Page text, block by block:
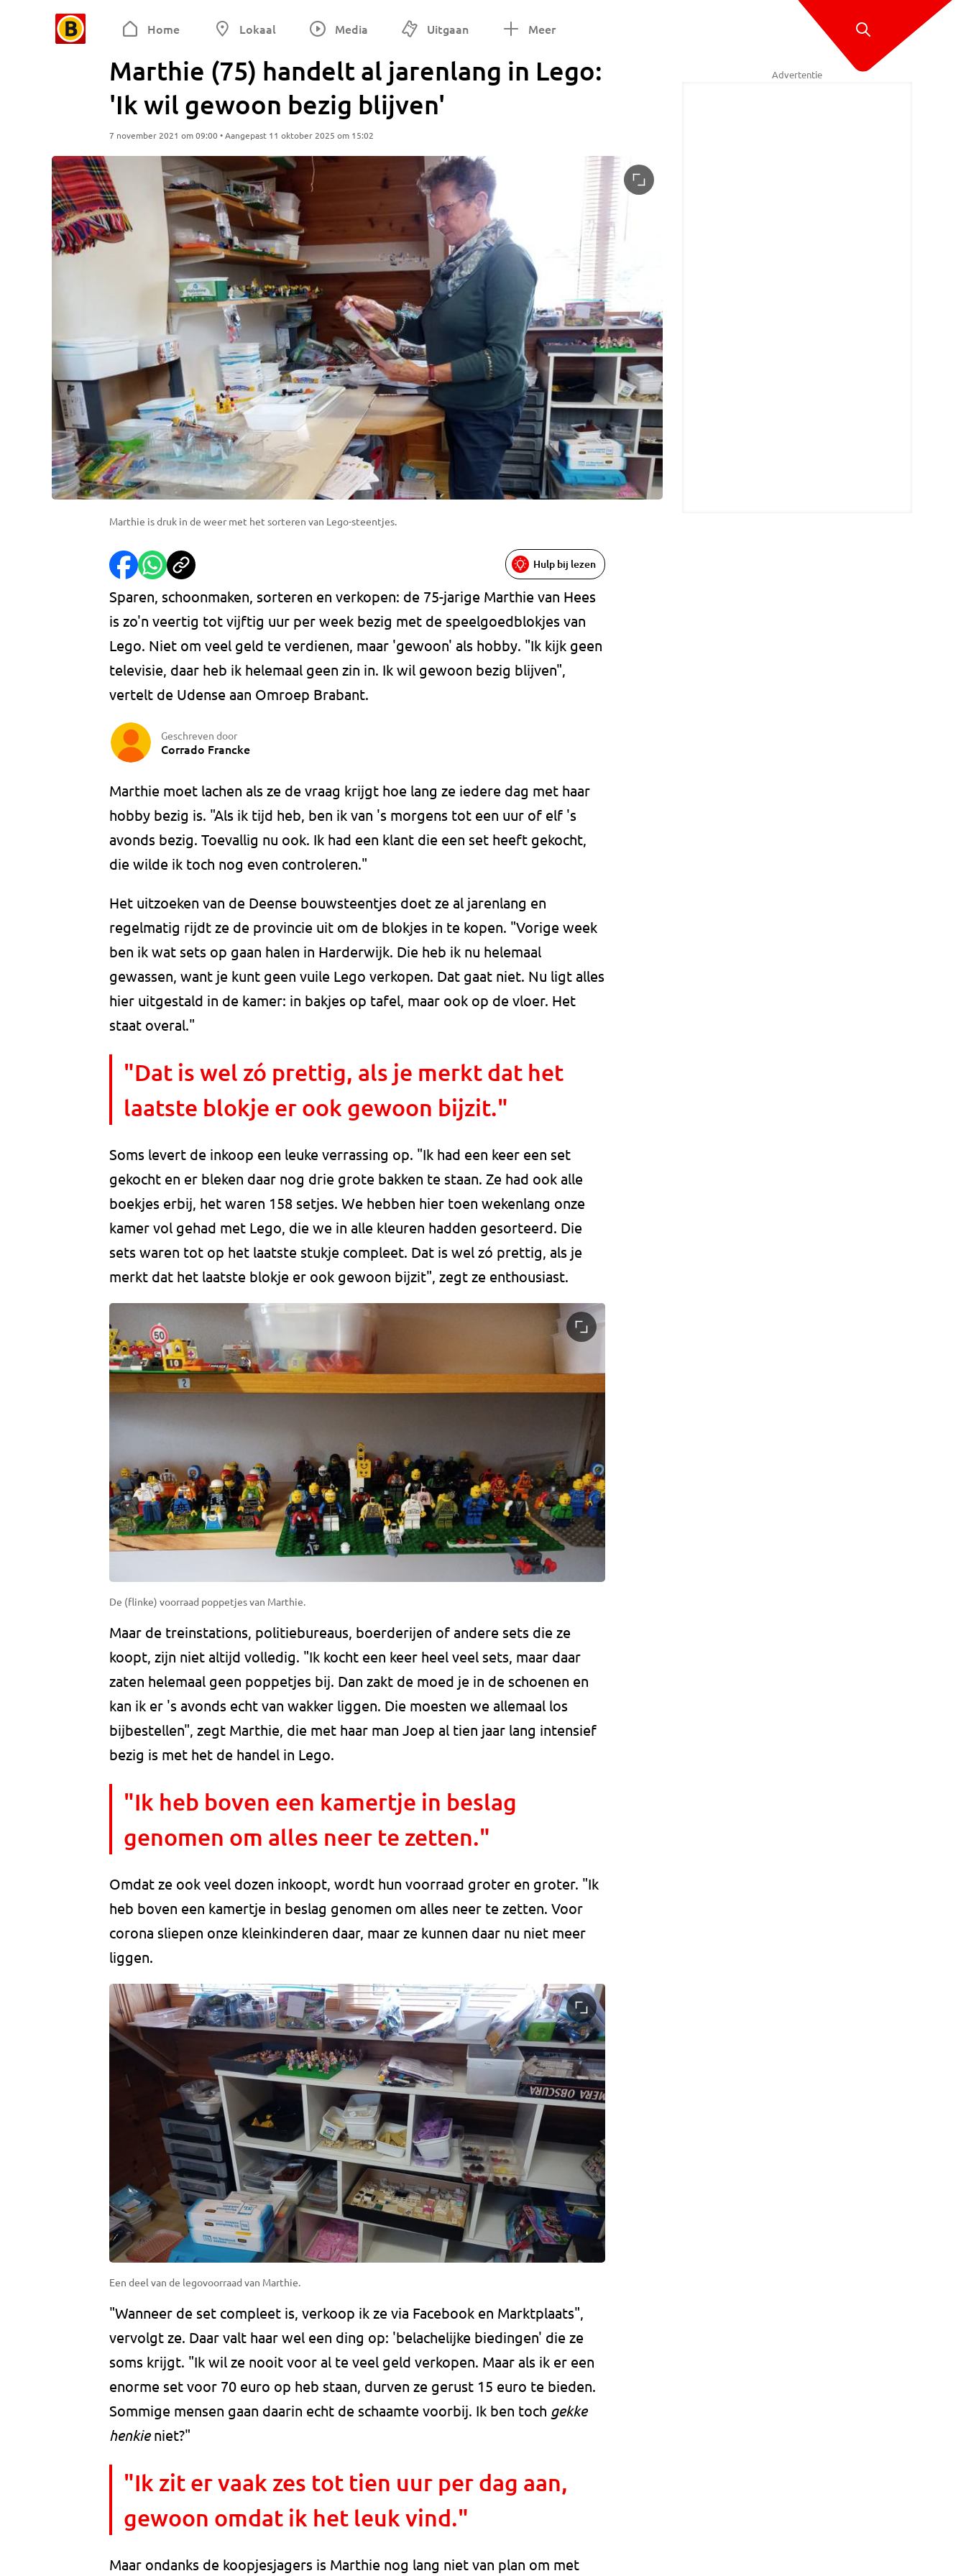
Home Lokaal Media Uitgaan Meer
Marthie (75) handelt al jarenlang in Lego:
'Ik wil gewoon bezig blijven'
7 november 2021 om 09:00 • Aangepast 11 oktober 2025 om 15:02
Marthie is druk in de weer met het sorteren van Lego-steentjes.
Hulp bij lezen
Sparen, schoonmaken, sorteren en verkopen: de 75-jarige Marthie van Hees
is zo'n veertig tot vijftig uur per week bezig met de speelgoedblokjes van
Lego. Niet om veel geld te verdienen, maar 'gewoon' als hobby. "Ik kijk geen
televisie, daar heb ik helemaal geen zin in. Ik wil gewoon bezig blijven",
vertelt de Udense aan Omroep Brabant.
Geschreven door
Corrado Francke
Marthie moet lachen als ze de vraag krijgt hoe lang ze iedere dag met haar
hobby bezig is. "Als ik tijd heb, ben ik van 's morgens tot een uur of elf 's
avonds bezig. Toevallig nu ook. Ik had een klant die een set heeft gekocht,
die wilde ik toch nog even controleren."
Het uitzoeken van de Deense bouwsteentjes doet ze al jarenlang en
regelmatig rijdt ze de provincie uit om de blokjes in te kopen. "Vorige week
ben ik wat sets op gaan halen in Harderwijk. Die heb ik nu helemaal
gewassen, want je kunt geen vuile Lego verkopen. Dat gaat niet. Nu ligt alles
hier uitgestald in de kamer: in bakjes op tafel, maar ook op de vloer. Het
staat overal."
"Dat is wel zó prettig, als je merkt dat het
laatste blokje er ook gewoon bijzit."
Soms levert de inkoop een leuke verrassing op. "Ik had een keer een set
gekocht en er bleken daar nog drie grote bakken te staan. Ze had ook alle
boekjes erbij, het waren 158 setjes. We hebben hier toen wekenlang onze
kamer vol gehad met Lego, die we in alle kleuren hadden gesorteerd. Die
sets waren tot op het laatste stukje compleet. Dat is wel zó prettig, als je
merkt dat het laatste blokje er ook gewoon bijzit", zegt ze enthousiast.
De (flinke) voorraad poppetjes van Marthie.
Maar de treinstations, politiebureaus, boerderijen of andere sets die ze
koopt, zijn niet altijd volledig. "Ik kocht een keer heel veel sets, maar daar
zaten helemaal geen poppetjes bij. Dan zakt de moed je in de schoenen en
kan ik er 's avonds echt van wakker liggen. Die moesten we allemaal los
bijbestellen", zegt Marthie, die met haar man Joep al tien jaar lang intensief
bezig is met het de handel in Lego.
"Ik heb boven een kamertje in beslag
genomen om alles neer te zetten."
Omdat ze ook veel dozen inkoopt, wordt hun voorraad groter en groter. "Ik
heb boven een kamertje in beslag genomen om alles neer te zetten. Voor
corona sliepen onze kleinkinderen daar, maar ze kunnen daar nu niet meer
liggen.
Een deel van de legovoorraad van Marthie.
"Wanneer de set compleet is, verkoop ik ze via Facebook en Marktplaats",
vervolgt ze. Daar valt haar wel een ding op: 'belachelijke biedingen' die ze
soms krijgt. "Ik wil ze nooit voor al te veel geld verkopen. Maar als ik er een
enorme set voor 70 euro op heb staan, durven ze gerust 15 euro te bieden.
Sommige mensen gaan daarin echt de schaamte voorbij. Ik ben toch gekke
henkieniet?"
"Ik zit er vaak zes tot tien uur per dag aan,
gewoon omdat ik het leuk vind."
Maar ondanks de koopjesjagers is Marthie nog lang niet van plan om met
Advertentie